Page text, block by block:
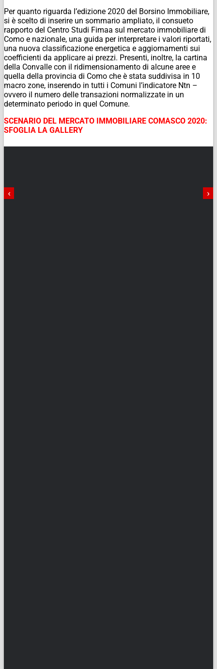
Per quanto riguarda l’edizione 2020 del Borsino Immobiliare,
si è scelto di inserire un sommario ampliato, il consueto
rapporto del Centro Studi Fimaa sul mercato immobiliare di
Como e nazionale, una guida per interpretare i valori riportati,
una nuova classificazione energetica e aggiornamenti sui
coefficienti da applicare ai prezzi. Presenti, inoltre, la cartina
della Convalle con il ridimensionamento di alcune aree e
quella della provincia di Como che è stata suddivisa in 10
macro zone, inserendo in tutti i Comuni l’indicatore Ntn –
ovvero il numero delle transazioni normalizzate in un
determinato periodo in quel Comune.
SCENARIO DEL MERCATO IMMOBILIARE COMASCO 2020:
SFOGLIA LA GALLERY
‹ ›